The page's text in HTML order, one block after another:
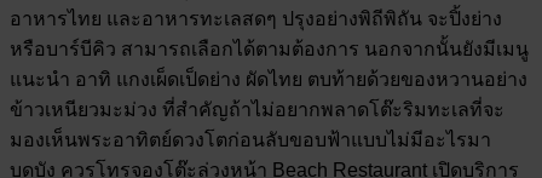
อาหารไทย และอาหารทะเลสดๆ ปรุงอย่างพิถีพิถัน จะปิ้งย่าง
หรือบาร์บีคิว สามารถเลือกได้ตามต้องการ นอกจากนั้นยังมีเมนู
แนะนำ อาทิ แกงเผ็ดเป็ดย่าง ผัดไทย ตบท้ายด้วยของหวานอย่าง
ข้าวเหนียวมะม่วง ที่สำคัญถ้าไม่อยากพลาดโต๊ะริมทะเลที่จะ
มองเห็นพระอาทิตย์ดวงโตก่อนลับขอบฟ้าแบบไม่มีอะไรมา
บดบัง ควรโทรจองโต๊ะล่วงหน้า Beach Restaurant เปิดบริการ